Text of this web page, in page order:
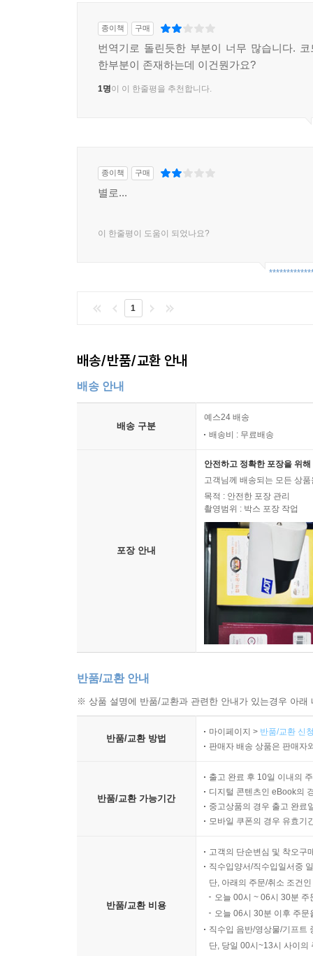
__무선 보안
__최종 생각
일상생활에서 거의 매일 인터넷을 이용하고 있
확인해본 적이 거의 없을 것이다. 특히 대부분의
통신상에서 주고받는 내용(패킷)을 살펴본 학생
또한 막연하게만 생각하던 네트워크 이론들을 실
이 책은 IT 전문가들이 문제점 해결, 보안과 네트
이 책을 통해 유/무선 트래픽, 웹 브라우저 속도
이 책은 2012년 2판이 출간된 후에 와이어샤크
종이책 구매
번역기로 돌린듯한 부분이 너무 많습니다.
한부분이 존재하는데 이건뭔가요?
1명이 이 한줄평을 추천합니다.
종이책 구매
별로...
이 한줄평이 도움이 되었나요?
1
배송/반품/교환 안내
배송 안내
배송 구분
예스24 배송
배송비 : 무료배송
포장 안내
안전하고 정확한 포장을 위
고객님께 배송되는 모든 상
목적 : 안전한 포장 관리
촬영범위 : 박스 포장 작업
반품/교환 안내
※ 상품 설명에 반품/교환과 관련한 안내가 있는경우 아
반품/교환 방법
마이페이지 > 반품/교환 신
판매자 배송 상품은 판매자
반품/교환 가능기간
출고 완료 후 10일 이내의
디지털 콘텐츠인 eBook의
중고상품의 경우 출고 완료
모바일 쿠폰의 경우 유효기
반품/교환 비용
고객의 단순변심 및 착오구
직수입양서/직수입일서중
단, 아래의 주문/취소 조건
오늘 00시 ~ 06시 30분
오늘 06시 30분 이후 주
직수입 음반/영상물/기프트
단, 당일 00시~13시 사이의